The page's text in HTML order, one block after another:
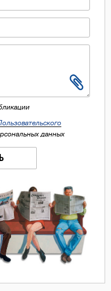
данных